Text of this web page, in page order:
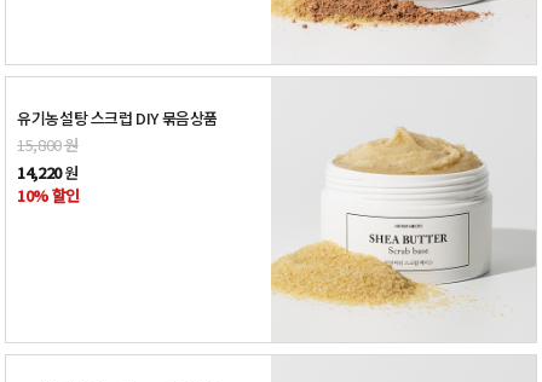
유기농설탕 스크럽 DIY 묶음상품
15,800원
14,220원
10% 할인